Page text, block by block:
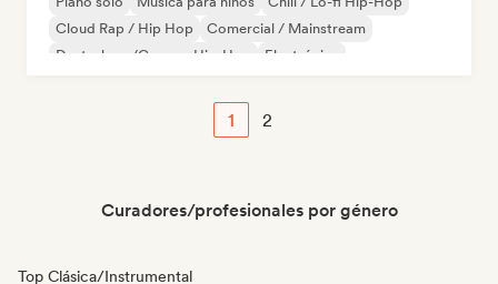
Cloud Rap / Hip Hop
Comercial / Mainstream
Deutschrap/German Hip-Hop
Electrónica
1 2
Curadores/profesionales por género
Top Clásica/Instrumental